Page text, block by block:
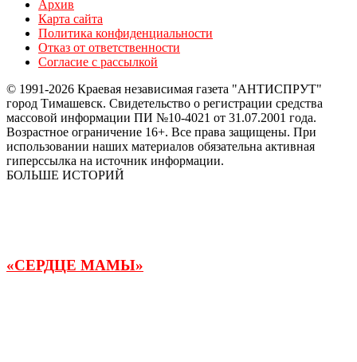
Архив
Карта сайта
Политика конфиденциальности
Отказ от ответственности
Согласие с рассылкой
© 1991-2026 Краевая независимая газета "АНТИСПРУТ"
город Тимашевск. Свидетельство о регистрации средства
массовой информации ПИ №10-4021 от 31.07.2001 года.
Возрастное ограничение 16+. Все права защищены. При
использовании наших материалов обязательна активная
гиперссылка на источник информации.
БОЛЬШЕ ИСТОРИЙ
«СЕРДЦЕ МАМЫ»